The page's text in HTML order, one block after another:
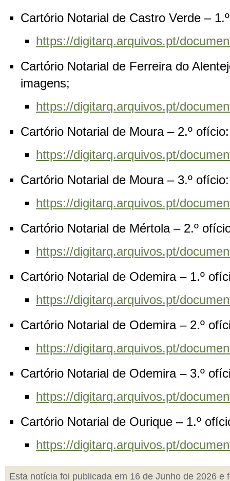
Cartório Notarial de Castro Verde –
https://digitarq.arquivos.pt/
Cartório Notarial de Ferreira do
imagens;
https://digitarq.arquivos.pt/
Cartório Notarial de Moura – 2.º
https://digitarq.arquivos.pt/
Cartório Notarial de Moura – 3.º
https://digitarq.arquivos.pt/
Cartório Notarial de Mértola – 2.º
https://digitarq.arquivos.pt/
Cartório Notarial de Odemira – 1.º
https://digitarq.arquivos.pt/
Cartório Notarial de Odemira – 2.º
https://digitarq.arquivos.pt/
Cartório Notarial de Odemira – 3.º
https://digitarq.arquivos.pt/
Cartório Notarial de Ourique – 1.º
https://digitarq.arquivos.pt/
Esta notícia foi publicada em 16 de Junho de 2026 e